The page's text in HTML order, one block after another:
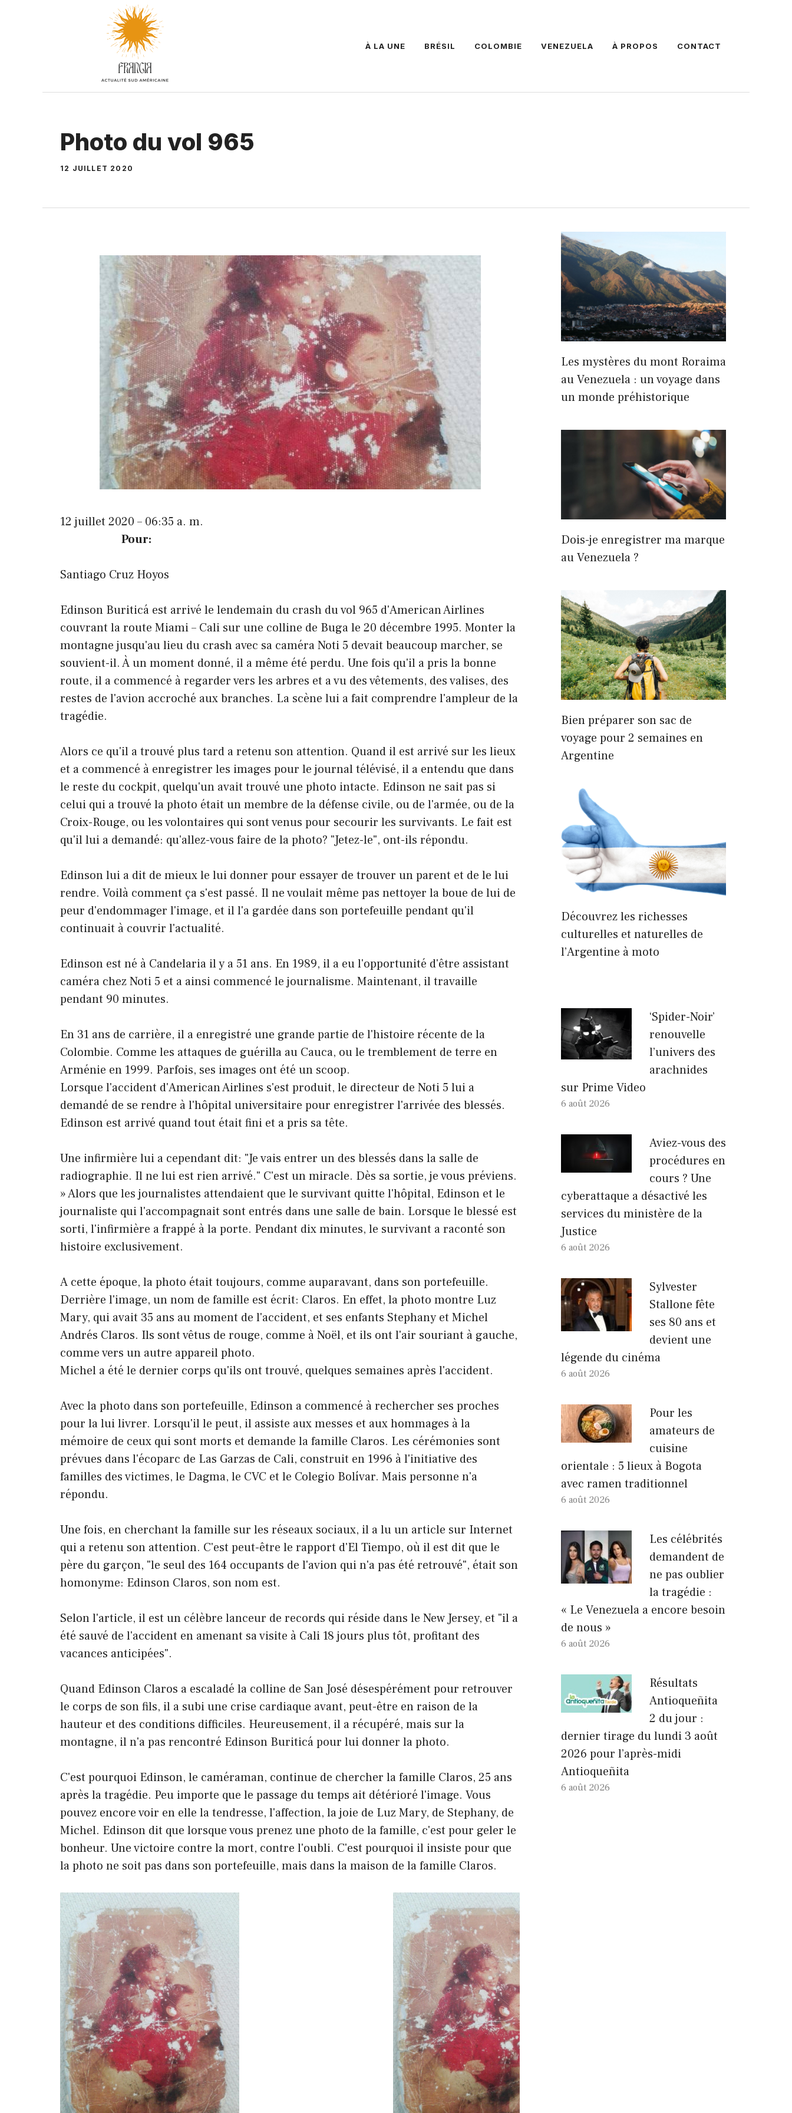
À LA UNE BRÉSIL COLOMBIE VENEZUELA À PROPOS CONTACT
Photo du vol 965
12 JUILLET 2020
12 juillet 2020 – 06:35 a. m.
Pour:
Santiago Cruz Hoyos
Edinson Buriticá est arrivé le lendemain du crash du vol 965 d'American Airlines
couvrant la route Miami – Cali sur une colline de Buga le 20 décembre 1995. Monter la
montagne jusqu'au lieu du crash avec sa caméra Noti 5 devait beaucoup marcher, se
souvient-il. À un moment donné, il a même été perdu. Une fois qu'il a pris la bonne
route, il a commencé à regarder vers les arbres et a vu des vêtements, des valises, des
restes de l'avion accroché aux branches. La scène lui a fait comprendre l'ampleur de la
tragédie.
Alors ce qu'il a trouvé plus tard a retenu son attention. Quand il est arrivé sur les lieux
et a commencé à enregistrer les images pour le journal télévisé, il a entendu que dans
le reste du cockpit, quelqu'un avait trouvé une photo intacte. Edinson ne sait pas si
celui qui a trouvé la photo était un membre de la défense civile, ou de l'armée, ou de la
Croix-Rouge, ou les volontaires qui sont venus pour secourir les survivants. Le fait est
qu'il lui a demandé: qu'allez-vous faire de la photo? "Jetez-le", ont-ils répondu.
Edinson lui a dit de mieux le lui donner pour essayer de trouver un parent et de le lui
rendre. Voilà comment ça s'est passé. Il ne voulait même pas nettoyer la boue de lui de
peur d'endommager l'image, et il l'a gardée dans son portefeuille pendant qu'il
continuait à couvrir l'actualité.
Edinson est né à Candelaria il y a 51 ans. En 1989, il a eu l'opportunité d'être assistant
caméra chez Noti 5 et a ainsi commencé le journalisme. Maintenant, il travaille
pendant 90 minutes.
En 31 ans de carrière, il a enregistré une grande partie de l'histoire récente de la
Colombie. Comme les attaques de guérilla au Cauca, ou le tremblement de terre en
Arménie en 1999. Parfois, ses images ont été un scoop.
Lorsque l'accident d'American Airlines s'est produit, le directeur de Noti 5 lui a
demandé de se rendre à l'hôpital universitaire pour enregistrer l'arrivée des blessés.
Edinson est arrivé quand tout était fini et a pris sa tête.
Une infirmière lui a cependant dit: "Je vais entrer un des blessés dans la salle de
radiographie. Il ne lui est rien arrivé." C'est un miracle. Dès sa sortie, je vous préviens.
» Alors que les journalistes attendaient que le survivant quitte l'hôpital, Edinson et le
journaliste qui l'accompagnait sont entrés dans une salle de bain. Lorsque le blessé est
sorti, l'infirmière a frappé à la porte. Pendant dix minutes, le survivant a raconté son
histoire exclusivement.
A cette époque, la photo était toujours, comme auparavant, dans son portefeuille.
Derrière l'image, un nom de famille est écrit: Claros. En effet, la photo montre Luz
Mary, qui avait 35 ans au moment de l'accident, et ses enfants Stephany et Michel
Andrés Claros. Ils sont vêtus de rouge, comme à Noël, et ils ont l'air souriant à gauche,
comme vers un autre appareil photo.
Michel a été le dernier corps qu'ils ont trouvé, quelques semaines après l'accident.
Avec la photo dans son portefeuille, Edinson a commencé à rechercher ses proches
pour la lui livrer. Lorsqu'il le peut, il assiste aux messes et aux hommages à la
mémoire de ceux qui sont morts et demande la famille Claros. Les cérémonies sont
prévues dans l'écoparc de Las Garzas de Cali, construit en 1996 à l'initiative des
familles des victimes, le Dagma, le CVC et le Colegio Bolívar. Mais personne n'a
répondu.
Une fois, en cherchant la famille sur les réseaux sociaux, il a lu un article sur Internet
qui a retenu son attention. C'est peut-être le rapport d'El Tiempo, où il est dit que le
père du garçon, "le seul des 164 occupants de l'avion qui n'a pas été retrouvé", était son
homonyme: Edinson Claros, son nom est.
Selon l'article, il est un célèbre lanceur de records qui réside dans le New Jersey, et "il a
été sauvé de l'accident en amenant sa visite à Cali 18 jours plus tôt, profitant des
vacances anticipées".
Quand Edinson Claros a escaladé la colline de San José désespérément pour retrouver
le corps de son fils, il a subi une crise cardiaque avant, peut-être en raison de la
hauteur et des conditions difficiles. Heureusement, il a récupéré, mais sur la
montagne, il n'a pas rencontré Edinson Buriticá pour lui donner la photo.
C'est pourquoi Edinson, le caméraman, continue de chercher la famille Claros, 25 ans
après la tragédie. Peu importe que le passage du temps ait détérioré l'image. Vous
pouvez encore voir en elle la tendresse, l'affection, la joie de Luz Mary, de Stephany, de
Michel. Edinson dit que lorsque vous prenez une photo de la famille, c'est pour geler le
bonheur. Une victoire contre la mort, contre l'oubli. C'est pourquoi il insiste pour que
la photo ne soit pas dans son portefeuille, mais dans la maison de la famille Claros.
Les mystères du mont Roraima
au Venezuela : un voyage dans
un monde préhistorique
Dois-je enregistrer ma marque
au Venezuela ?
Bien préparer son sac de
voyage pour 2 semaines en
Argentine
Découvrez les richesses
culturelles et naturelles de
l’Argentine à moto
‘Spider-Noir’
renouvelle
l’univers des
arachnides
sur Prime Video
6 août 2026
Aviez-vous des
procédures en
cours ? Une
cyberattaque a désactivé les
services du ministère de la
Justice
6 août 2026
Sylvester
Stallone fête
ses 80 ans et
devient une
légende du cinéma
6 août 2026
Pour les
amateurs de
cuisine
orientale : 5 lieux à Bogota
avec ramen traditionnel
6 août 2026
Les célébrités
demandent de
ne pas oublier
la tragédie :
« Le Venezuela a encore besoin
de nous »
6 août 2026
Résultats
Antioqueñita
2 du jour :
dernier tirage du lundi 3 août
2026 pour l’après-midi
Antioqueñita
6 août 2026